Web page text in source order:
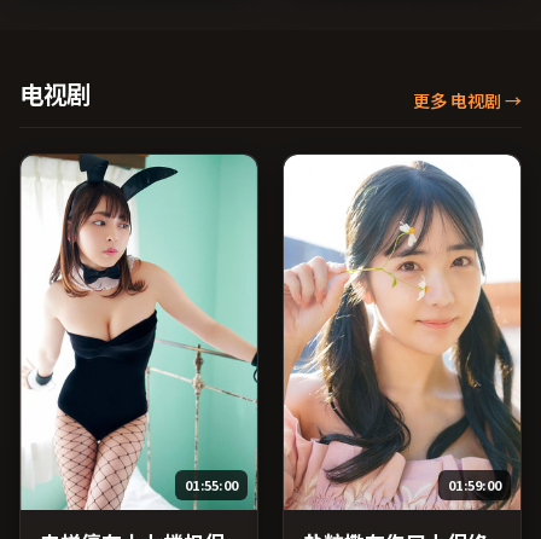
同步更新片源。适合希望获
视资源大全免费条目索引，
支持片名与演员交叉检
索。）
电视剧 更多 电视剧 →
01:55:00 01:59:00